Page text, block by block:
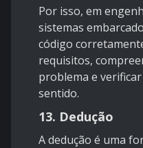
Por isso, em
sistemas
código
requisitos,
problema e
sentido.
13. Dedução
A dedução é uma